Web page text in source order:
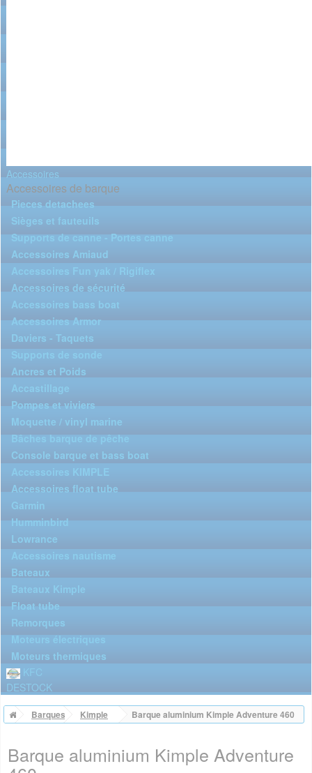
Accessoires
Accessoires de barque
Pieces detachees
Sièges et fauteuils
Supports de canne - Portes canne
Accessoires Amiaud
Accessoires Fun yak / Rigiflex
Accessoires de sécurité
Accessoires bass boat
Accessoires Armor
Daviers - Taquets
Ancres et Poids
Accastillage
Pompes et viviers
Moquette / vinyl marine
Bâches barque de pêche
Console barque et bass boat
Accessoires KIMPLE
Accessoires float tube
Garmin
Humminbird
Lowrance
Accessoires nautisme
Bateaux
Bateaux Kimple
Float tube
Remorques
Moteurs électriques
Moteurs thermiques
KFC
DESTOCK
Barques Kimple Barque aluminium Kimple Adventure 460
Barque aluminium Kimple Adventure